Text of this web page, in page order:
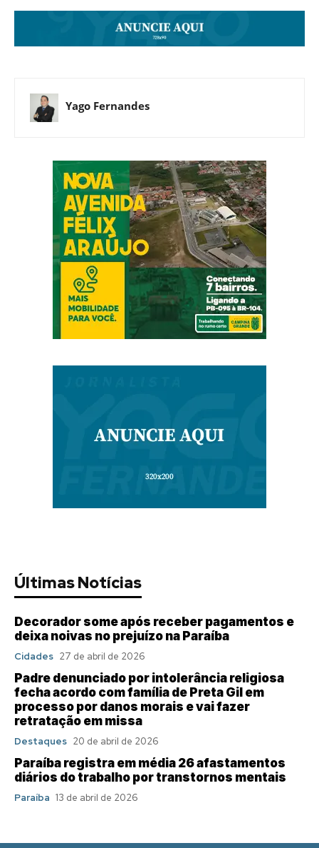
Yago Fernandes
Últimas Notícias
Decorador some após receber pagamentos e
deixa noivas no prejuízo na Paraíba
Cidades 27 de abril de 2026
Padre denunciado por intolerância religiosa
fecha acordo com família de Preta Gil em
processo por danos morais e vai fazer
retratação em missa
Destaques 20 de abril de 2026
Paraíba registra em média 26 afastamentos
diários do trabalho por transtornos mentais
Paraíba 13 de abril de 2026